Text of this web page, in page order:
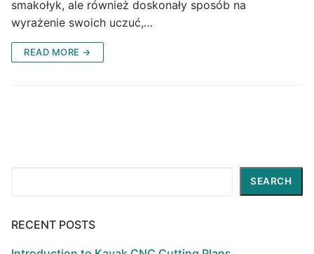
smakołyk, ale również doskonały sposób na
wyrażenie swoich uczuć,…
READ MORE →
SEARCH
RECENT POSTS